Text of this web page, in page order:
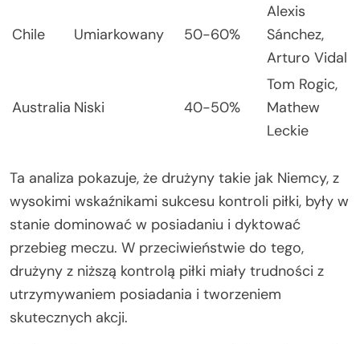
Chile Umiarkowany 50-60%
Alexis
Sánchez,
Arturo Vidal
Australia Niski 40-50%
Tom Rogic,
Mathew
Leckie
Ta analiza pokazuje, że drużyny takie jak Niemcy, z
wysokimi wskaźnikami sukcesu kontroli piłki, były w
stanie dominować w posiadaniu i dyktować
przebieg meczu. W przeciwieństwie do tego,
drużyny z niższą kontrolą piłki miały trudności z
utrzymywaniem posiadania i tworzeniem
skutecznych akcji.